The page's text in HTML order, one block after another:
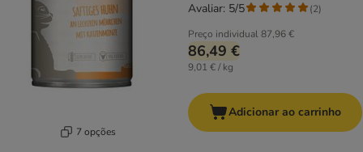
7 opções
Preço individual87,96 €
86,49 €
9,01 € / kg
Avaliar: 5/5 (2)
Adicionar ao carrinho